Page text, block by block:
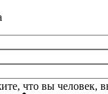
что вы человек,